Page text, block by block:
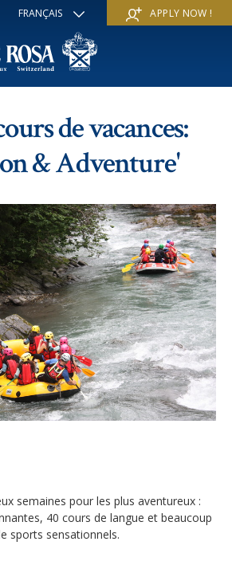
FRANÇAIS
DEUTSCH
日本
APPLY NOW !
de vacances:
& Adventure'
semaines pour les plus aventureux :
40 cours de langue et beaucoup
sports sensationnels.